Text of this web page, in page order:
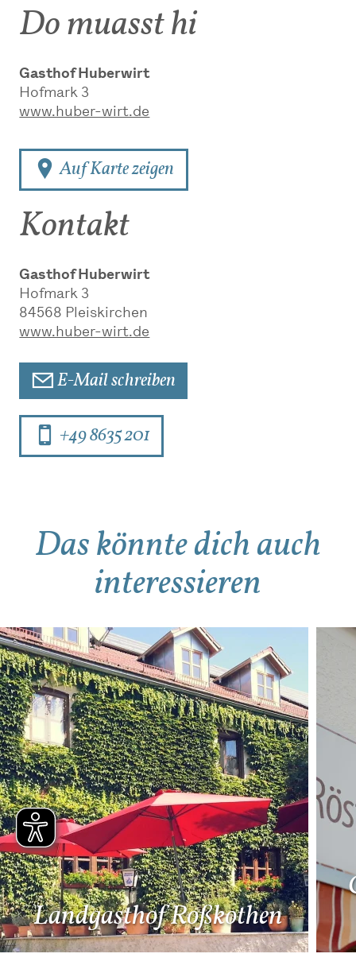
Do muasst hi
Gasthof Huberwirt
Hofmark 3
www.huber-wirt.de
Auf Karte zeigen
Kontakt
Gasthof Huberwirt
Hofmark 3
84568 Pleiskirchen
www.huber-wirt.de
E-Mail schreiben
+49 8635 201
Das könnte dich auch
interessieren
Landgasthof Roßkothen
Mehr Details Mehr Details